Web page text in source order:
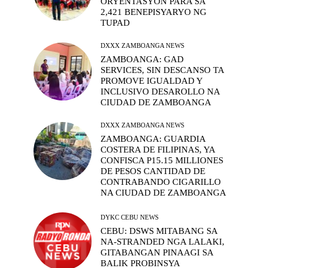
2,421 BENEPISYARYO NG
TUPAD
DXXX ZAMBOANGA NEWS
ZAMBOANGA: GAD
SERVICES, SIN DESCANSO TA
PROMOVE IGUALDAD Y
INCLUSIVO DESAROLLO NA
CIUDAD DE ZAMBOANGA
DXXX ZAMBOANGA NEWS
ZAMBOANGA: GUARDIA
COSTERA DE FILIPINAS, YA
CONFISCA P15.15 MILLIONES
DE PESOS CANTIDAD DE
CONTRABANDO CIGARILLO
NA CIUDAD DE ZAMBOANGA
DYKC CEBU NEWS
CEBU: DSWS MITABANG SA
NA-STRANDED NGA LALAKI,
GITABANGAN PINAAGI SA
BALIK PROBINSYA